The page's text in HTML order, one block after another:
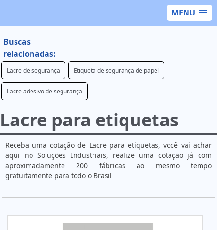
MENU
Buscas
relacionadas:
Lacre de segurança Etiqueta de segurança de papel
Lacre adesivo de segurança
Lacre para etiquetas
Receba uma cotação de Lacre para etiquetas, você vai achar
aqui no Soluções Industriais, realize uma cotação já com
aproximadamente 200 fábricas ao mesmo tempo
gratuitamente para todo o Brasil